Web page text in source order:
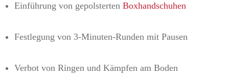
Einführung von gepolsterten Boxhandschuhen
Festlegung von 3-Minuten-Runden mit Pausen
Verbot von Ringen und Kämpfen am Boden